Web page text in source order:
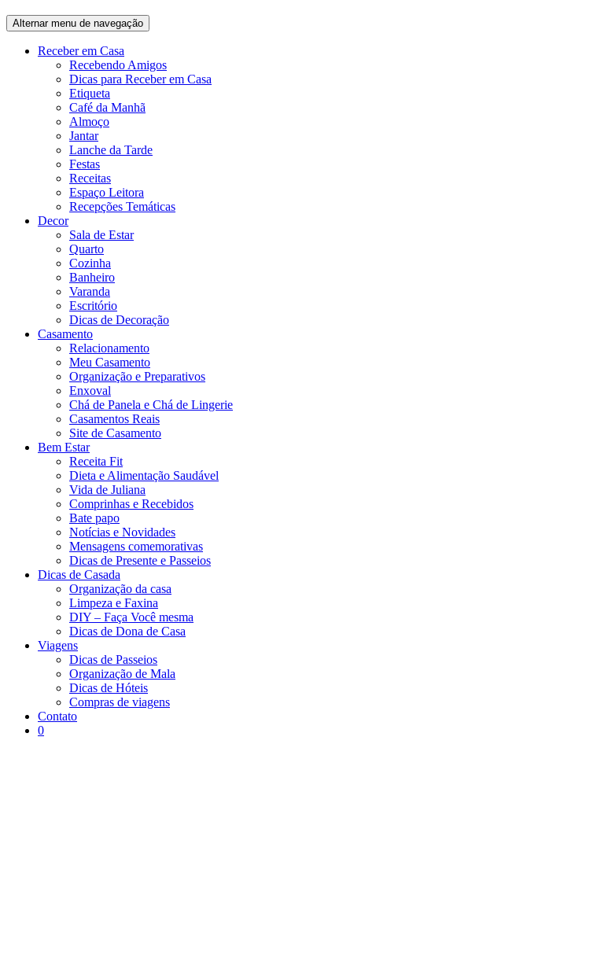
Alternar menu de navegação
Receber em Casa
Recebendo Amigos
Dicas para Receber em Casa
Etiqueta
Café da Manhã
Almoço
Jantar
Lanche da Tarde
Festas
Receitas
Espaço Leitora
Recepções Temáticas
Decor
Sala de Estar
Quarto
Cozinha
Banheiro
Varanda
Escritório
Dicas de Decoração
Casamento
Relacionamento
Meu Casamento
Organização e Preparativos
Enxoval
Chá de Panela e Chá de Lingerie
Casamentos Reais
Site de Casamento
Bem Estar
Receita Fit
Dieta e Alimentação Saudável
Vida de Juliana
Comprinhas e Recebidos
Bate papo
Notícias e Novidades
Mensagens comemorativas
Dicas de Presente e Passeios
Dicas de Casada
Organização da casa
Limpeza e Faxina
DIY – Faça Você mesma
Dicas de Dona de Casa
Viagens
Dicas de Passeios
Organização de Mala
Dicas de Hóteis
Compras de viagens
Contato
0